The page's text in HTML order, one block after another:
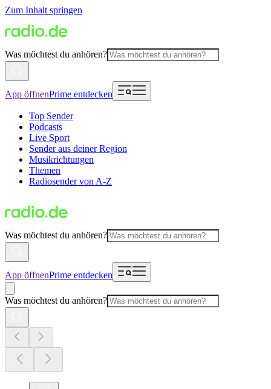
Zum Inhalt springen
Was möchtest du anhören?
App öffnenPrime entdecken
Top Sender
Podcasts
Live Sport
Sender aus deiner Region
Musikrichtungen
Themen
Radiosender von A-Z
Was möchtest du anhören?
App öffnenPrime entdecken
Was möchtest du anhören?